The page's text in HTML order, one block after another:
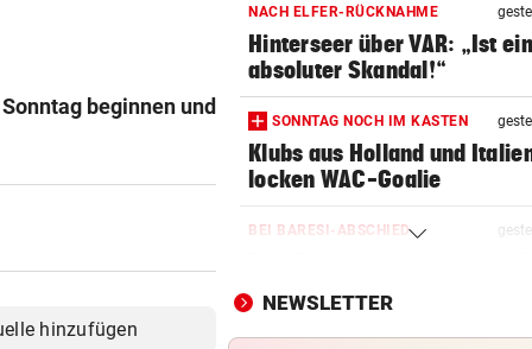
beginnen und
hinzufügen
NACH ELFER-RÜCKNAHME
Hinterseer über VAR: „Ist ein
absoluter Skandal!“
SONNTAG NOCH IM KASTEN
Klubs aus Holland und
locken WAC-Goalie
BEI BARESI-ABSCHIED
mit Mallet-Finger
LÄNDLE-KICKER SIEGEN
NEWSLETTER